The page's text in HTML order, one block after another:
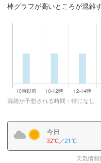
棒グラフが高いところが混雑
混雑が予想される時間：特になし
今日
32℃／21℃
天気情